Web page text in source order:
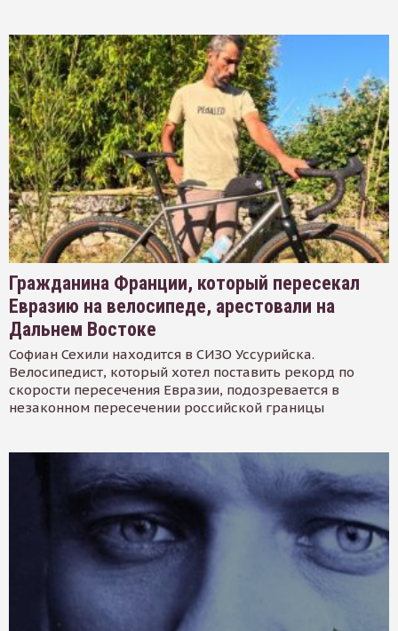
Гражданина Франции, который пересекал
Евразию на велосипеде, арестовали на
Дальнем Востоке
Софиан Сехили находится в СИЗО Уссурийска.
Велосипедист, который хотел поставить рекорд по
скорости пересечения Евразии, подозревается в
незаконном пересечении российской границы